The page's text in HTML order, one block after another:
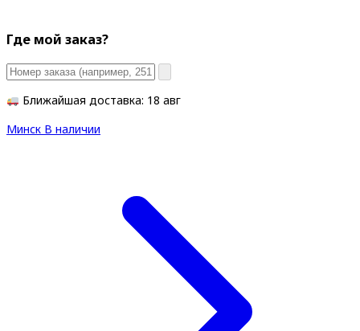
Где мой заказ?
Ближайшая доставка: 18 авг
Минск В наличии